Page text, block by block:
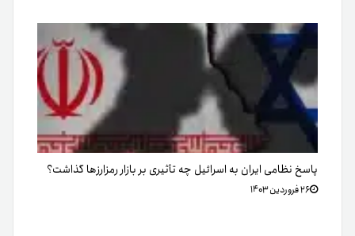
پاسخ نظامی ایران به اسرائیل چه تأثیری بر بازار رمزارزها گذاشت؟
۲۶ فروردین ۱۴۰۳